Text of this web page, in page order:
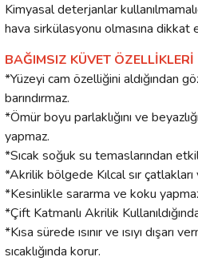
Kimyasal deterjanlar
hava sirkülasyonu olmasına dikkat
BAĞIMSIZ KÜVET ÖZELLİKLERİ
*Yüzeyi cam özelliğini aldığından
barındırmaz.
*Ömür boyu parlaklığını ve
yapmaz.
*Sıcak soğuk su temaslarından
*Akrilik bölgede Kılcal sır
*Kesinlikle sararma ve koku
*Çift Katmanlı Akrilik
*Kısa sürede ısınır ve ısıyı dışarı
sıcaklığında korur.